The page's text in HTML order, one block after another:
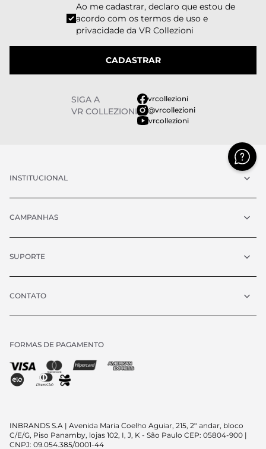
Ao me cadastrar, declaro que estou de
acordo com os termos de uso e
privacidade da VR Collezioni
CADASTRAR
SIGA A
VR COLLEZIONI
vrcollezioni
@vrcollezioni
vrcollezioni
INSTITUCIONAL
CAMPANHAS
SUPORTE
CONTATO
Chat
atendimento@vrcollezioni.com.br
Segunda - Quinta:
FORMAS DE PAGAMENTO
INBRANDS S.A | Avenida Maria Coelho Aguiar, 215, 2º andar, bloco
C/E/G, Piso Panamby, lojas 102, I, J, K - São Paulo CEP: 05804-900 |
CNPJ: 09.054.385/0001-44